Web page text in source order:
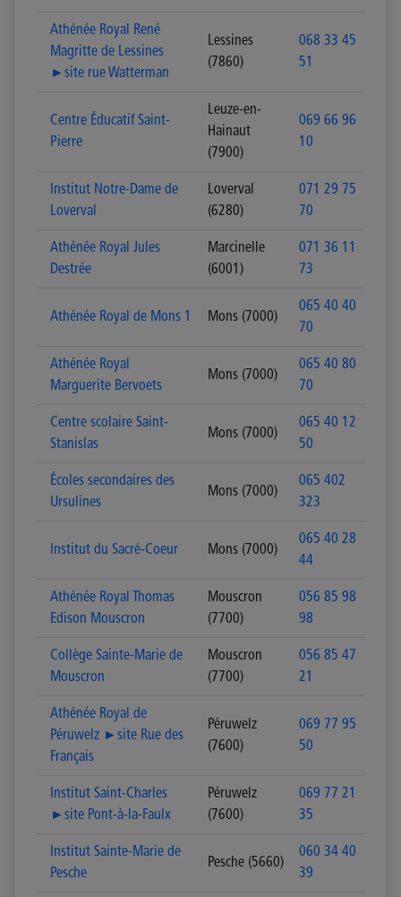
Athénée Royal René
Magritte de Lessines
►site rue Watterman
Lessines
(7860)
068 33 45
51
Centre Éducatif Saint-
Pierre
Leuze-en-
Hainaut
(7900)
069 66 96
10
Institut Notre-Dame de
Loverval
Loverval
(6280)
071 29 75
70
Athénée Royal Jules
Destrée
Marcinelle
(6001)
071 36 11
73
Athénée Royal de Mons 1 Mons (7000)
065 40 40
70
Athénée Royal
Marguerite Bervoets
Mons (7000)
065 40 80
70
Centre scolaire Saint-
Stanislas
Mons (7000)
065 40 12
50
Écoles secondaires des
Ursulines
Mons (7000)
065 402
323
Institut du Sacré-Coeur Mons (7000)
065 40 28
44
Athénée Royal Thomas
Edison Mouscron
Mouscron
(7700)
056 85 98
98
Collège Sainte-Marie de
Mouscron
Mouscron
(7700)
056 85 47
21
Athénée Royal de
Péruwelz ►site Rue des
Français
Péruwelz
(7600)
069 77 95
50
Institut Saint-Charles
►site Pont-à-la-Faulx
Péruwelz
(7600)
069 77 21
35
Institut Sainte-Marie de
Pesche
Pesche (5660)
060 34 40
39